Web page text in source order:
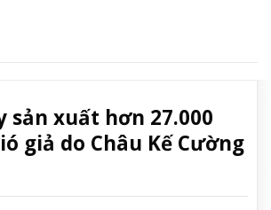
sản xuất hơn 27.000
giả do Châu Kế Cường